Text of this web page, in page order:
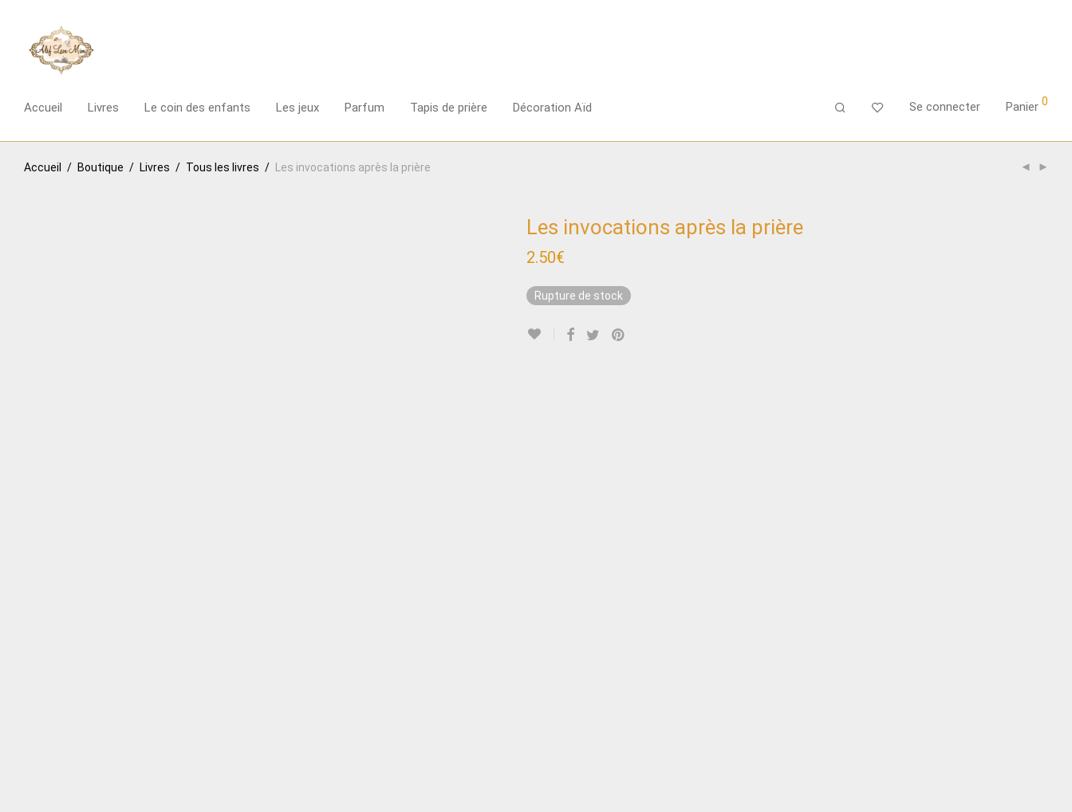
Accueil Livres Le coin des enfants Les jeux Parfum Tapis de prière Décoration Aïd Se connecter Panier 0
Accueil / Boutique / Livres / Tous les livres / Les invocations après la prière
Les invocations après la prière
2.50€
Rupture de stock